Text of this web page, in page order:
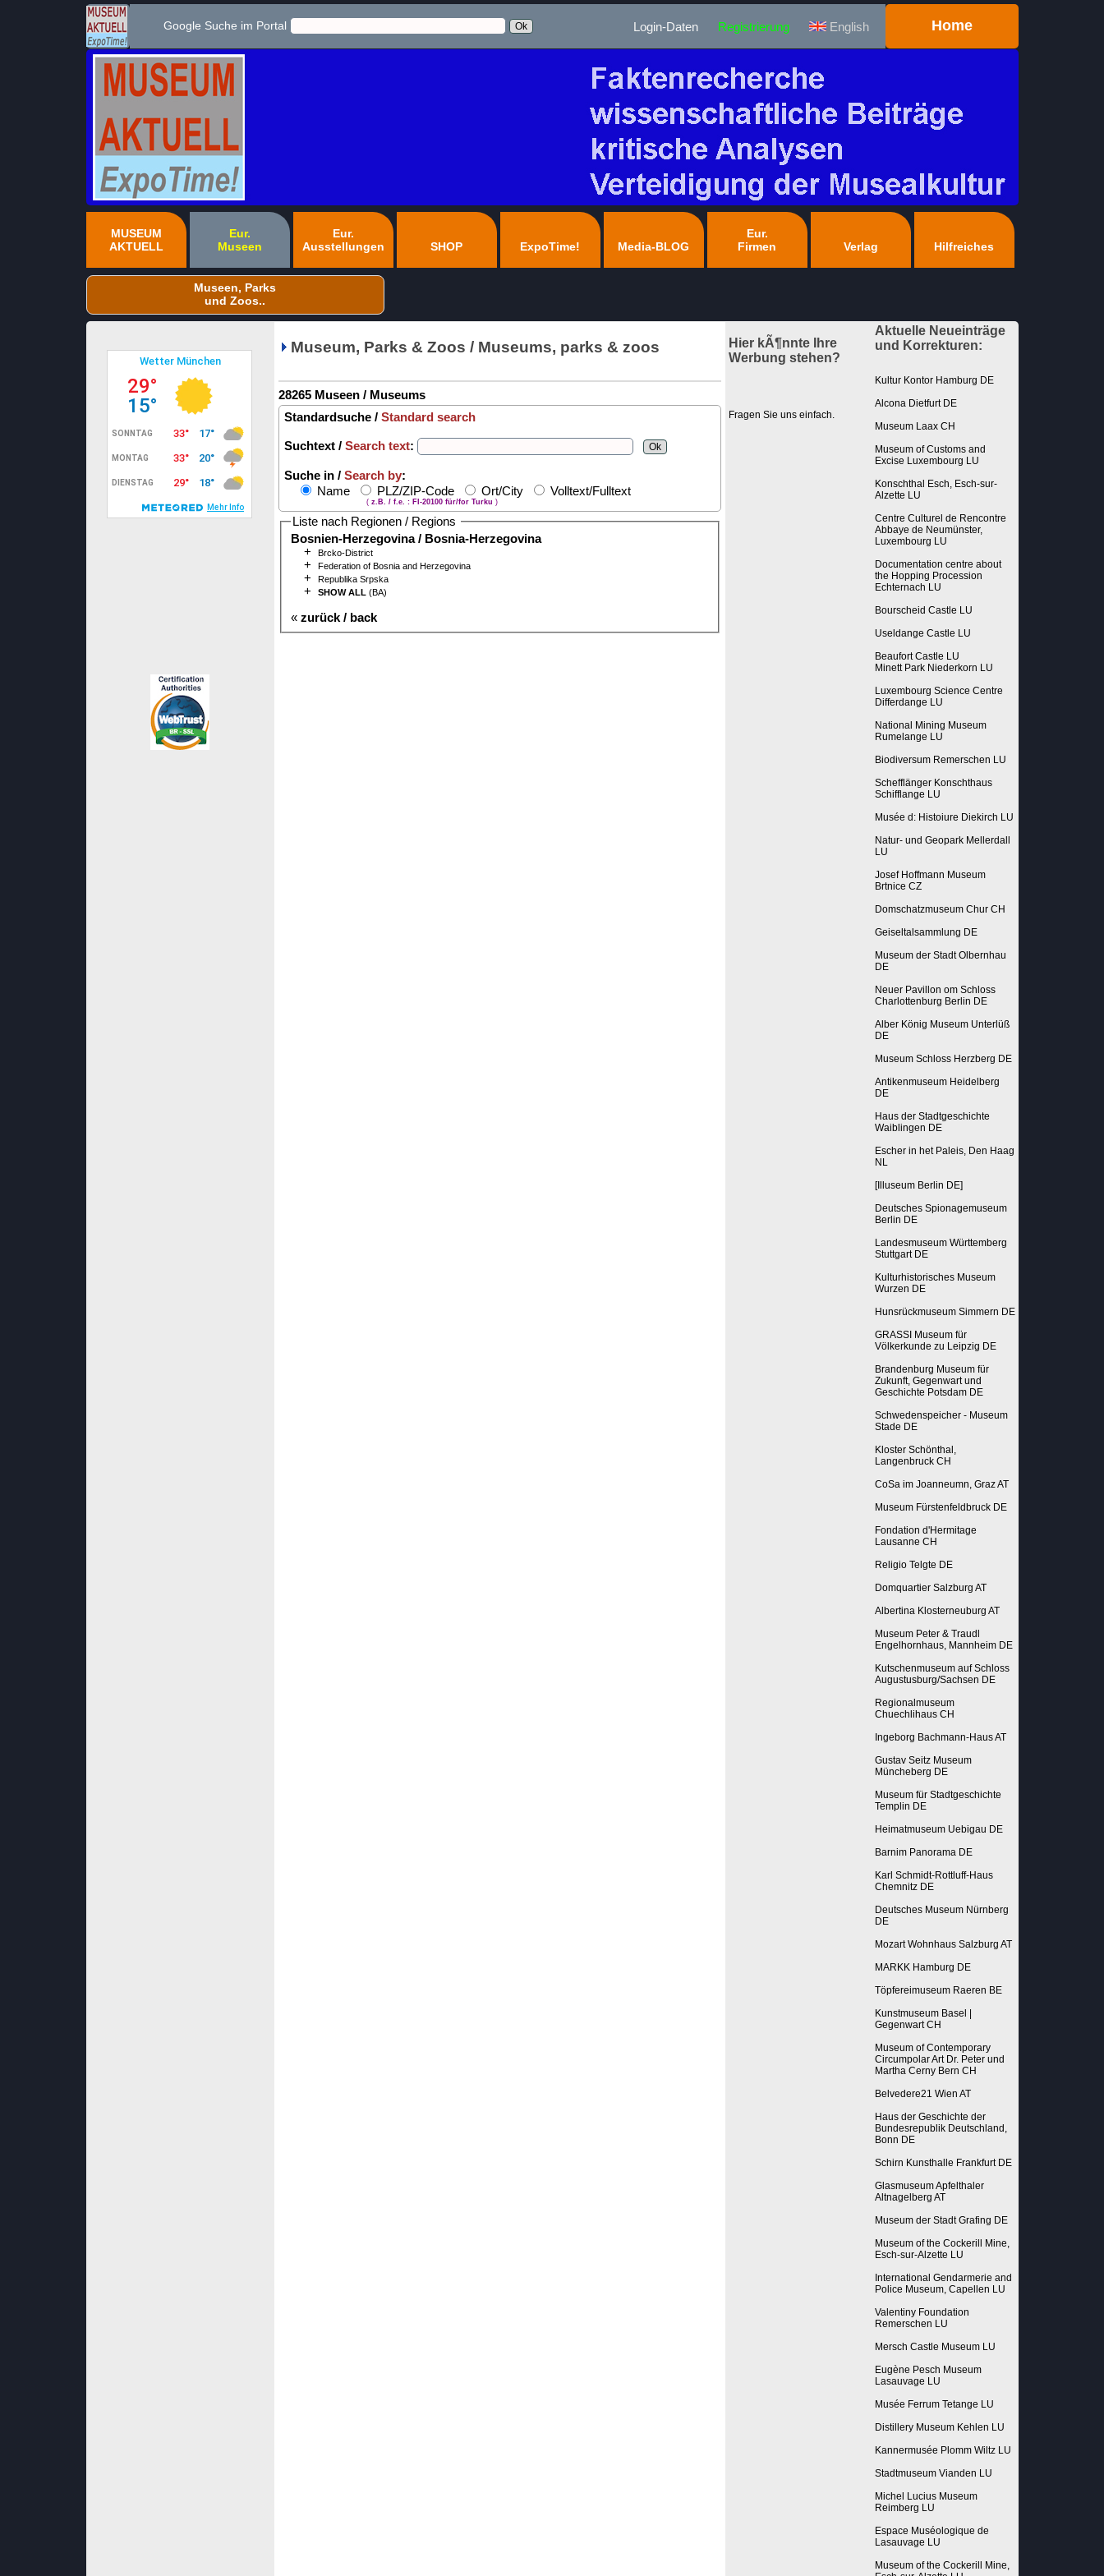
Google Suche im Portal Login-Daten Registrierung English Home
MUSEUM
AKTUELL
Eur.
Museen
Eur.
Ausstellungen
SHOP ExpoTime! Media-BLOG
Eur.
Firmen
Verlag Hilfreiches
Museen, Parks
und Zoos..
Museum, Parks & Zoos / Museums, parks & zoos
28265 Museen / Museums
Standardsuche / Standard search
Suchtext / Search text:
Suche in / Search by:
Name
PLZ/ZIP-Code Ort/City Volltext/Fulltext
( z.B. / f.e. : FI-20100 für/for Turku )
Liste nach Regionen / Regions
Bosnien-Herzegovina / Bosnia-Herzegovina
+
Brcko-District
+ Federation of Bosnia and Herzegovina
+ Republika Srpska
+ SHOW ALL (BA)
« zurück / back
Hier kÃ¶nnte Ihre
Werbung stehen?
Fragen Sie uns einfach.
Aktuelle Neueinträge
und Korrekturen:
Kultur Kontor Hamburg DE
Alcona Dietfurt DE
Museum Laax CH
Museum of Customs and
Excise Luxembourg LU
Konschthal Esch, Esch-sur-
Alzette LU
Centre Culturel de Rencontre
Abbaye de Neumünster,
Luxembourg LU
Documentation centre about
the Hopping Procession
Echternach LU
Bourscheid Castle LU
Useldange Castle LU
Beaufort Castle LU
Minett Park Niederkorn LU
Luxembourg Science Centre
Differdange LU
National Mining Museum
Rumelange LU
Biodiversum Remerschen LU
Schefflänger Konschthaus
Schifflange LU
Musée d: Histoiure Diekirch LU
Natur- und Geopark Mellerdall
LU
Josef Hoffmann Museum
Brtnice CZ
Domschatzmuseum Chur CH
Geiseltalsammlung DE
Museum der Stadt Olbernhau
DE
Neuer Pavillon om Schloss
Charlottenburg Berlin DE
Alber König Museum Unterlüß
DE
Museum Schloss Herzberg DE
Antikenmuseum Heidelberg
DE
Haus der Stadtgeschichte
Waiblingen DE
Escher in het Paleis, Den Haag
NL
[Illuseum Berlin DE]
Deutsches Spionagemuseum
Berlin DE
Landesmuseum Württemberg
Stuttgart DE
Kulturhistorisches Museum
Wurzen DE
Hunsrückmuseum Simmern DE
GRASSI Museum für
Völkerkunde zu Leipzig DE
Brandenburg Museum für
Zukunft, Gegenwart und
Geschichte Potsdam DE
Schwedenspeicher - Museum
Stade DE
Kloster Schönthal,
Langenbruck CH
CoSa im Joanneumn, Graz AT
Museum Fürstenfeldbruck DE
Fondation d'Hermitage
Lausanne CH
Religio Telgte DE
Domquartier Salzburg AT
Albertina Klosterneuburg AT
Museum Peter & Traudl
Engelhornhaus, Mannheim DE
Kutschenmuseum auf Schloss
Augustusburg/Sachsen DE
Regionalmuseum
Chuechlihaus CH
Ingeborg Bachmann-Haus AT
Gustav Seitz Museum
Müncheberg DE
Museum für Stadtgeschichte
Templin DE
Heimatmuseum Uebigau DE
Barnim Panorama DE
Karl Schmidt-Rottluff-Haus
Chemnitz DE
Deutsches Museum Nürnberg
DE
Mozart Wohnhaus Salzburg AT
MARKK Hamburg DE
Töpfereimuseum Raeren BE
Kunstmuseum Basel |
Gegenwart CH
Museum of Contemporary
Circumpolar Art Dr. Peter und
Martha Cerny Bern CH
Belvedere21 Wien AT
Haus der Geschichte der
Bundesrepublik Deutschland,
Bonn DE
Schirn Kunsthalle Frankfurt DE
Glasmuseum Apfelthaler
Altnagelberg AT
Museum der Stadt Grafing DE
Museum of the Cockerill Mine,
Esch-sur-Alzette LU
International Gendarmerie and
Police Museum, Capellen LU
Valentiny Foundation
Remerschen LU
Mersch Castle Museum LU
Eugène Pesch Museum
Lasauvage LU
Musée Ferrum Tetange LU
Distillery Museum Kehlen LU
Kannermusée Plomm Wiltz LU
Stadtmuseum Vianden LU
Michel Lucius Museum
Reimberg LU
Espace Muséologique de
Lasauvage LU
Museum of the Cockerill Mine,